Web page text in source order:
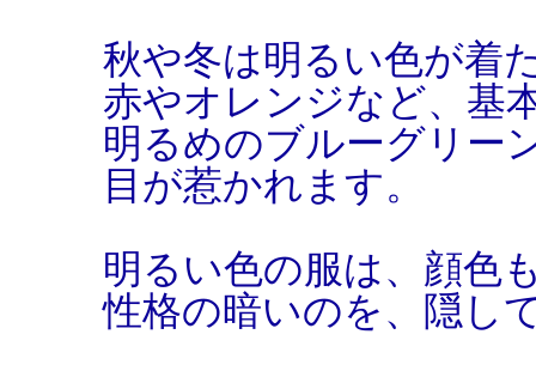
秋や冬は明るい色が着
赤やオレンジなど、基
明るめのブルーグリー
目が惹かれます。
明るい色の服は、顔色
性格の暗いのを、隠し